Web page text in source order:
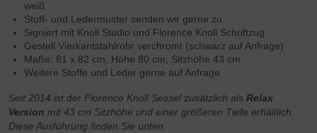
weiß
Stoff- und Ledermuster senden wir gerne zu.
Signiert mit Knoll Studio und Florence Knoll Schriftzug
Gestell Vierkantstahlrohr verchromt (schwarz auf Anfrage)
Maße: 81 x 82 cm, Höhe 80 cm, Sitzhöhe 43 cm
Weitere Stoffe und Leder gerne auf Anfrage
Seit 2014 ist der Florence Knoll Sessel zusätzlich alsRelax
Version mit 43 cm Sitzhöhe und einer größeren Tiefe erhältlich.
Diese Ausführung finden Sie unten.